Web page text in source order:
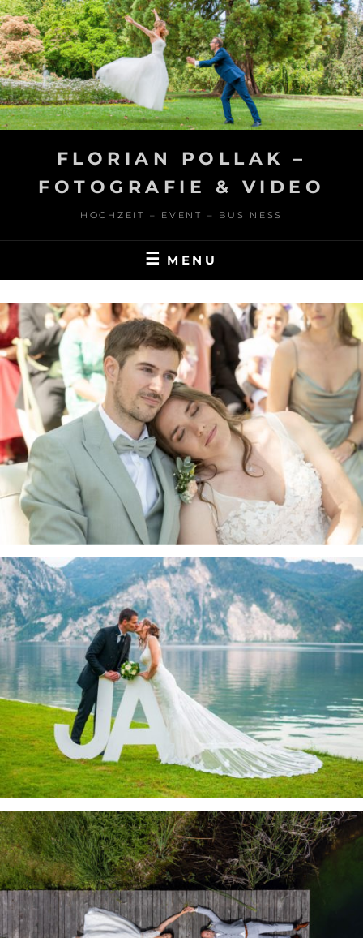
Skip
to
content
FLORIAN POLLAK –
FOTOGRAFIE & VIDEO
HOCHZEIT – EVENT – BUSINESS
MENU